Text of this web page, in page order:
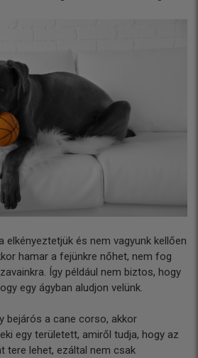
és nem vagyunk kellően
hamar a fejünkre nőhet, nem fog
Így például nem biztos, hogy
egy ágyban aludjon velünk.
bejárós a cane corso, akkor
egy területett, amiről tudja, hogy az
tere lehet, ezáltal nem csak